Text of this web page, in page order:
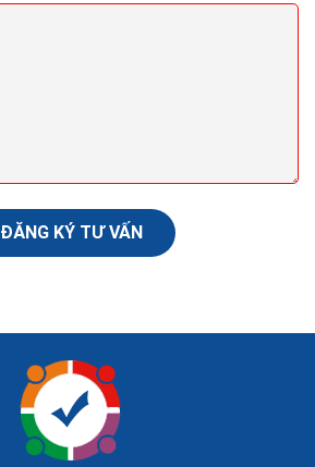
ĐĂNG KÝ TƯ VẤN